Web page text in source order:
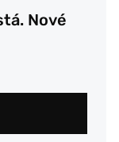
Nové